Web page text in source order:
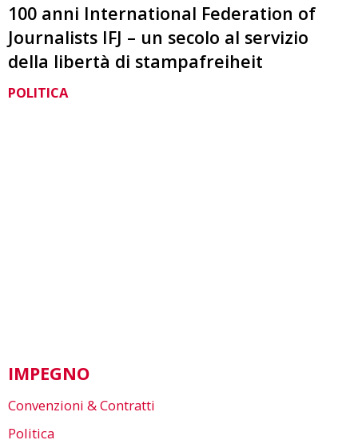
100 anni International Federation of
Journalists IFJ – un secolo al servizio
della libertà di stampafreiheit
POLITICA
IMPEGNO
Convenzioni & Contratti
Politica